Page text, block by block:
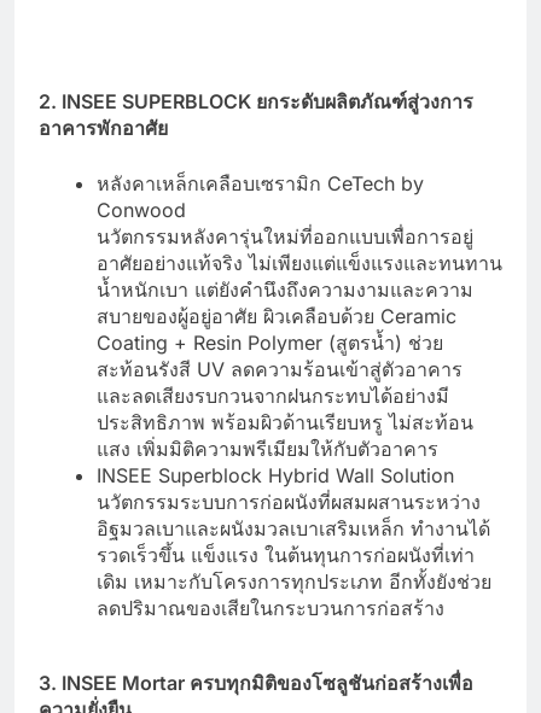
2. INSEE SUPERBLOCK ยกระดับผลิตภัณฑ์สู่วงการ
อาคารพักอาศัย
หลังคาเหล็กเคลือบเซรามิก CeTech by
Conwood
นวัตกรรมหลังคารุ่นใหม่ที่ออกแบบเพื่อการอยู่
อาศัยอย่างแท้จริง ไม่เพียงแต่แข็งแรงและทนทาน
น้ำหนักเบา แต่ยังคำนึงถึงความงามและความ
สบายของผู้อยู่อาศัย ผิวเคลือบด้วย Ceramic
Coating + Resin Polymer (สูตรน้ำ) ช่วย
สะท้อนรังสี UV ลดความร้อนเข้าสู่ตัวอาคาร
และลดเสียงรบกวนจากฝนกระทบได้อย่างมี
ประสิทธิภาพ พร้อมผิวด้านเรียบหรู ไม่สะท้อน
แสง เพิ่มมิติความพรีเมียมให้กับตัวอาคาร
INSEE Superblock Hybrid Wall Solution
นวัตกรรมระบบการก่อผนังที่ผสมผสานระหว่าง
อิฐมวลเบาและผนังมวลเบาเสริมเหล็ก ทำงานได้
รวดเร็วขึ้น แข็งแรง ในต้นทุนการก่อผนังที่เท่า
เดิม เหมาะกับโครงการทุกประเภท อีกทั้งยังช่วย
ลดปริมาณของเสียในกระบวนการก่อสร้าง
3. INSEE Mortar ครบทุกมิติของโซลูชันก่อสร้างเพื่อ